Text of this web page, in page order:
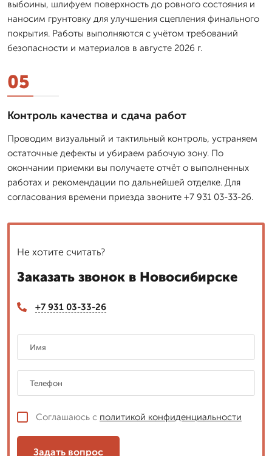
выбоины, шлифуем поверхность до ровного состояния и
наносим грунтовку для улучшения сцепления финального
покрытия. Работы выполняются с учётом требований
безопасности и материалов в августе 2026 г.
05
Контроль качества и сдача работ
Проводим визуальный и тактильный контроль, устраняем
остаточные дефекты и убираем рабочую зону. По
окончании приемки вы получаете отчёт о выполненных
работах и рекомендации по дальнейшей отделке. Для
согласования времени приезда звоните +7 931 03-33-26.
Не хотите считать?
Заказать звонок в Новосибирске
+7 931 03-33-26
Соглашаюсь с политикой конфиденциальности
Задать вопрос